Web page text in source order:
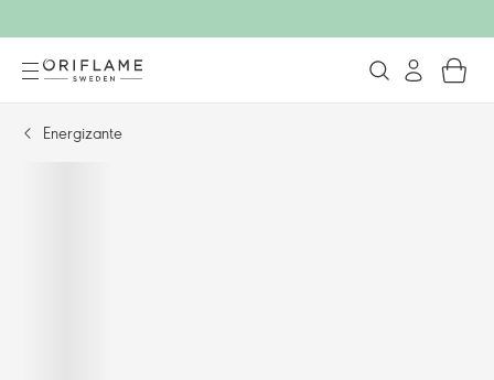
Energizante